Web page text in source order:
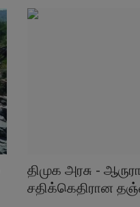
திமுக அரசு -
சதிக்கெதிரான